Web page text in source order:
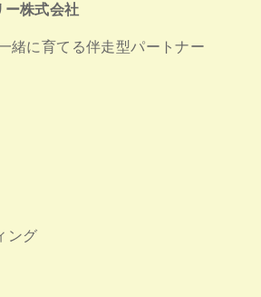
ー株式会社
緒に育てる伴走型パートナー
ング